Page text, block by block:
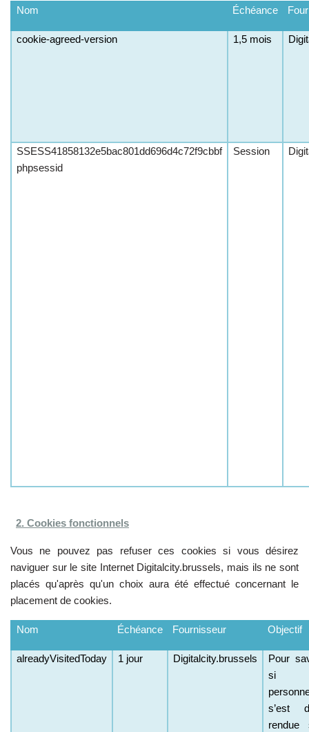
Nom Échéance
cookie-agreed-version 1,5 mois
SSESS41858132e5bac801dd696d4c72f9cbbf
phpsessid
Session
2. Cookies fonctionnels
Vous ne pouvez pas refuser ces cookies si vous désirez
naviguer sur le site Internet Digitalcity.brussels, mais ils ne sont
placés qu'après qu'un choix aura été effectué concernant le
placement de cookies.
Nom Échéance Fournisseur Objectif
alreadyVisitedToday 1 jour Digitalcity.brussels
Pour
si
s’est
rendue